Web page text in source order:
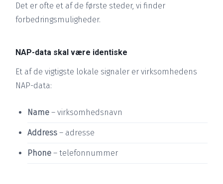
Det er ofte et af de første steder, vi finder
forbedringsmuligheder.
NAP-data skal være identiske
Et af de vigtigste lokale signaler er virksomhedens
NAP-data:
Name – virksomhedsnavn
Address – adresse
Phone – telefonnummer